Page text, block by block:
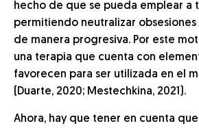
hecho de que se pueda emplear a
permitiendo neutralizar obsesiones
de manera progresiva. Por este
una terapia que cuenta con
favorecen para ser utilizada en el
(Duarte, 2020; Mestechkina, 2021).
Ahora, hay que tener en cuenta